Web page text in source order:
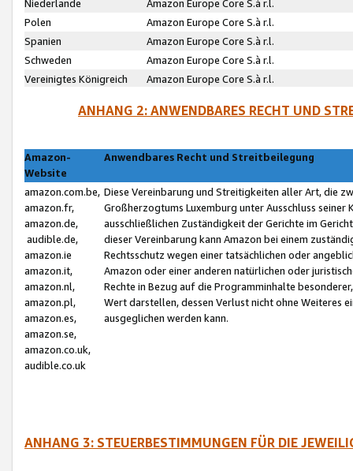
Niederlande
Amazon Europe Core S.à r.l.
Polen
Amazon Europe Core S.à r.l.
Spanien
Amazon Europe Core S.à r.l.
Schweden
Amazon Europe Core S.à r.l.
Vereinigtes Königreich
Amazon Europe Core S.à r.l.
ANHANG 2: ANWENDBARES RECHT UND
Amazon-
Website
Anwendbares Recht und Streitbeilegung
amazon.com.be,
amazon.fr,
amazon.de,
audible.de,
amazon.ie
amazon.it,
amazon.nl,
amazon.pl,
amazon.es,
amazon.se,
amazon.co.uk,
audible.co.uk
Diese Vereinbarung und Streitigkeiten aller Art, die
Großherzogtums Luxemburg unter Ausschluss
ausschließlichen Zuständigkeit der Gerichte im
dieser Vereinbarung kann Amazon bei einem
Rechtsschutz wegen einer tatsächlichen oder
Amazon oder einer anderen natürlichen oder
Rechte in Bezug auf die Programminhalte
Wert darstellen, dessen Verlust nicht ohne Weiteres
ausgeglichen werden kann.
ANHANG 3: STEUERBESTIMMUNGEN FÜR DIE